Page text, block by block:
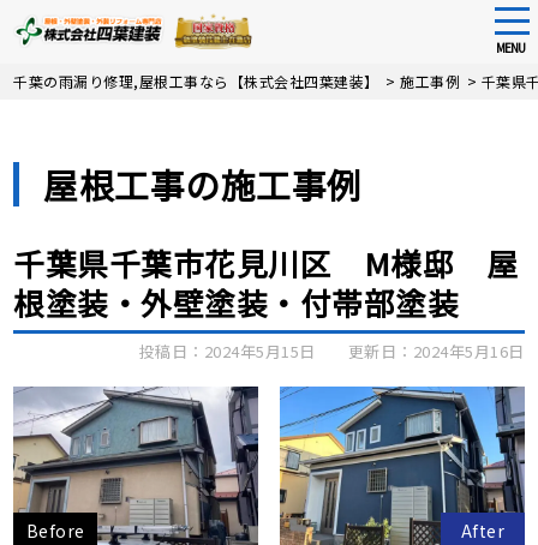
Skip
MENU
千葉の雨漏り修理,屋根工事なら【株式会社四葉建装】 >施工事例 > 千葉県
屋根工事の施工事例
千葉県千葉市花見川区 M様邸 屋
根塗装・外壁塗装・付帯部塗装
投稿日：2024年5月15日 更新日：2024年5月16日
Before After